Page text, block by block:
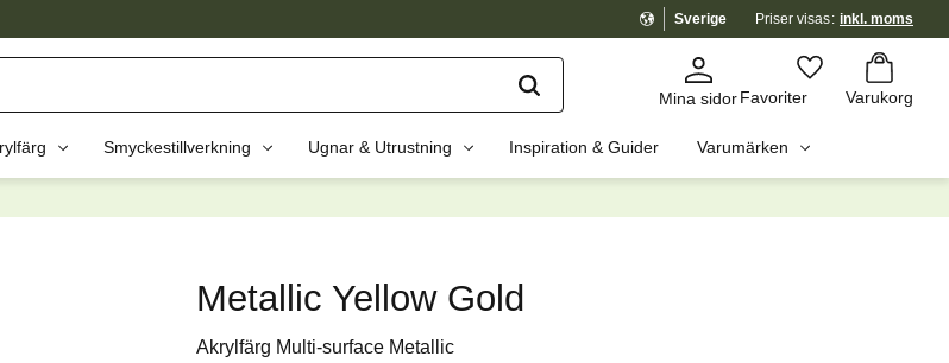
Sverige Priser visas inkl. moms
Mina sidorFavoriter Varukorg
Favoriter
Kundvagn
Smyckestillverkning Ugnar & Utrustning Inspiration & Guider Varumärken
produkter kan intressera dig?
Metallic Yellow Gold
Akrylfärg Multi-surface Metallic